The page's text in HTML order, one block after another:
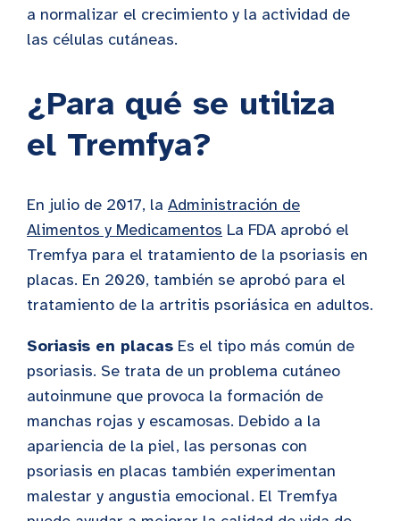
a normalizar el crecimiento y la actividad de
las células cutáneas.
¿Para qué se utiliza
el Tremfya?
En julio de 2017, la Administración de
Alimentos y Medicamentos La FDA aprobó el
Tremfya para el tratamiento de la psoriasis en
placas. En 2020, también se aprobó para el
tratamiento de la artritis psoriásica en adultos.
Soriasis en placas Es el tipo más común de
psoriasis. Se trata de un problema cutáneo
autoinmune que provoca la formación de
manchas rojas y escamosas. Debido a la
apariencia de la piel, las personas con
psoriasis en placas también experimentan
malestar y angustia emocional. El Tremfya